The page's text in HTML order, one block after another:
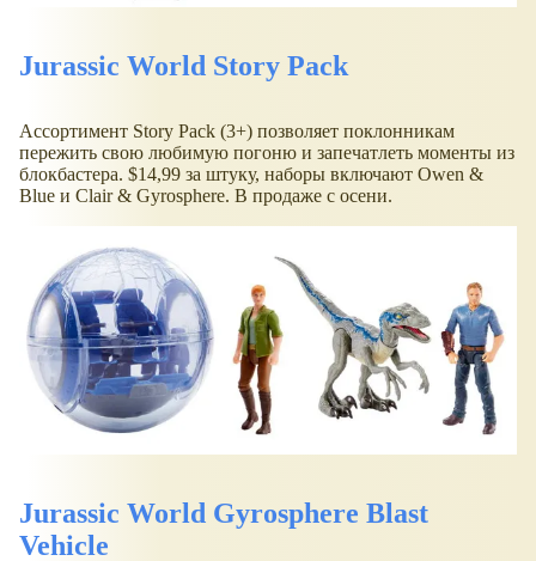
Jurassic World Story Pack
Ассортимент Story Pack (3+) позволяет поклонникам
пережить свою любимую погоню и запечатлеть моменты из
блокбастера. $14,99 за штуку, наборы включают Owen &
Blue и Clair & Gyrosphere. В продаже с осени.
Jurassic World Gyrosphere Blast
Vehicle